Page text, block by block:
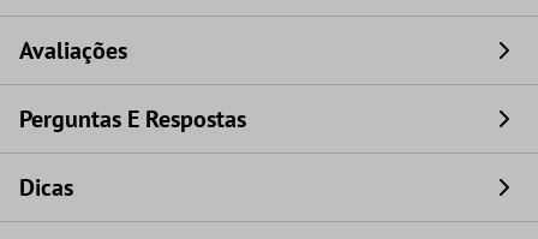
Avaliações
Perguntas E Respostas
Dicas